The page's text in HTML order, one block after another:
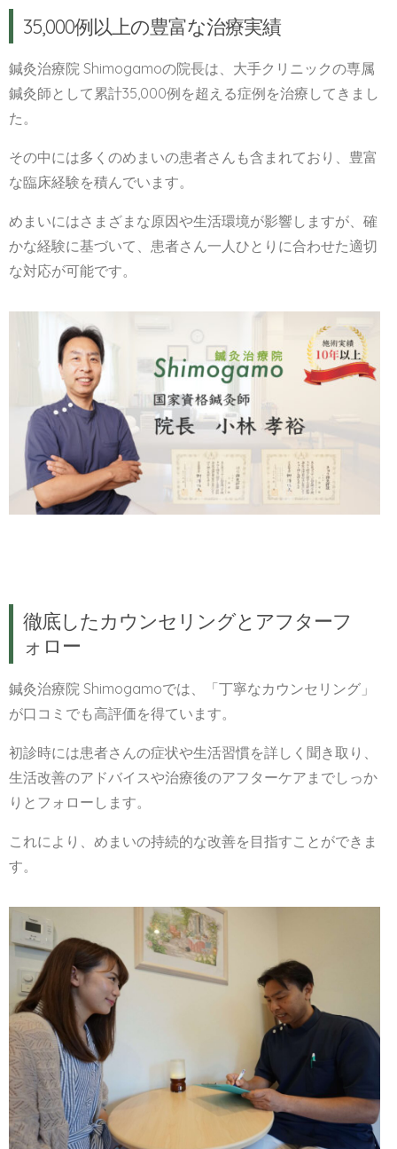
35,000例以上の豊富な治療実績
鍼灸治療院 Shimogamoの院長は、大手クリニックの専属
鍼灸師として累計35,000例を超える症例を治療してきまし
た。
その中には多くのめまいの患者さんも含まれており、豊富
な臨床経験を積んでいます。
めまいにはさまざまな原因や生活環境が影響しますが、確
かな経験に基づいて、患者さん一人ひとりに合わせた適切
な対応が可能です。
徹底したカウンセリングとアフターフ
ォロー
鍼灸治療院 Shimogamoでは、「丁寧なカウンセリング」
が口コミでも高評価を得ています。
初診時には患者さんの症状や生活習慣を詳しく聞き取り、
生活改善のアドバイスや治療後のアフターケアまでしっか
りとフォローします。
これにより、めまいの持続的な改善を目指すことができま
す。